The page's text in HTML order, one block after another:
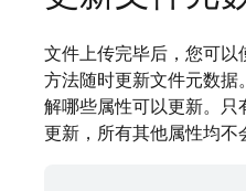
文件上传完毕后，您可以
方法随时更新文件元数据
解哪些属性可以更新。只
更新，所有其他属性均不